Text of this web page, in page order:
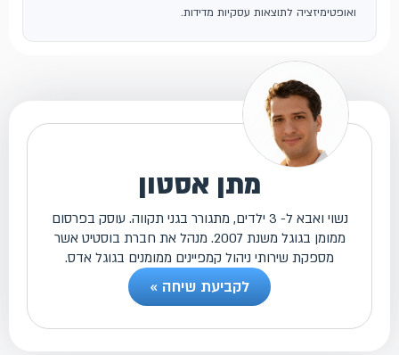
ואופטימיזציה לתוצאות עסקיות מדידות.
מתן אסטון
נשוי ואבא ל- 3 ילדים, מתגורר בגני תקווה. עוסק בפרסום
ממומן בגוגל משנת 2007. מנהל את חברת בוסטיט אשר
מספקת שירותי ניהול קמפיינים ממומנים בגוגל אדס.
לקביעת שיחה »